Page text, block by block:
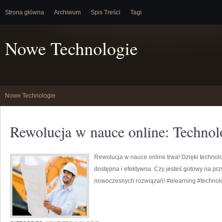
Strona główna Archiwum Spis Treści Tagi
Nowe Technologie
Nowe Technologie
Rewolucja w nauce online:
Rewolucja w nauce online trwa! Dzięki
dostępna i efektywna. Czy jesteś gotowy na
nowoczesnych rozwiązań! #elearning